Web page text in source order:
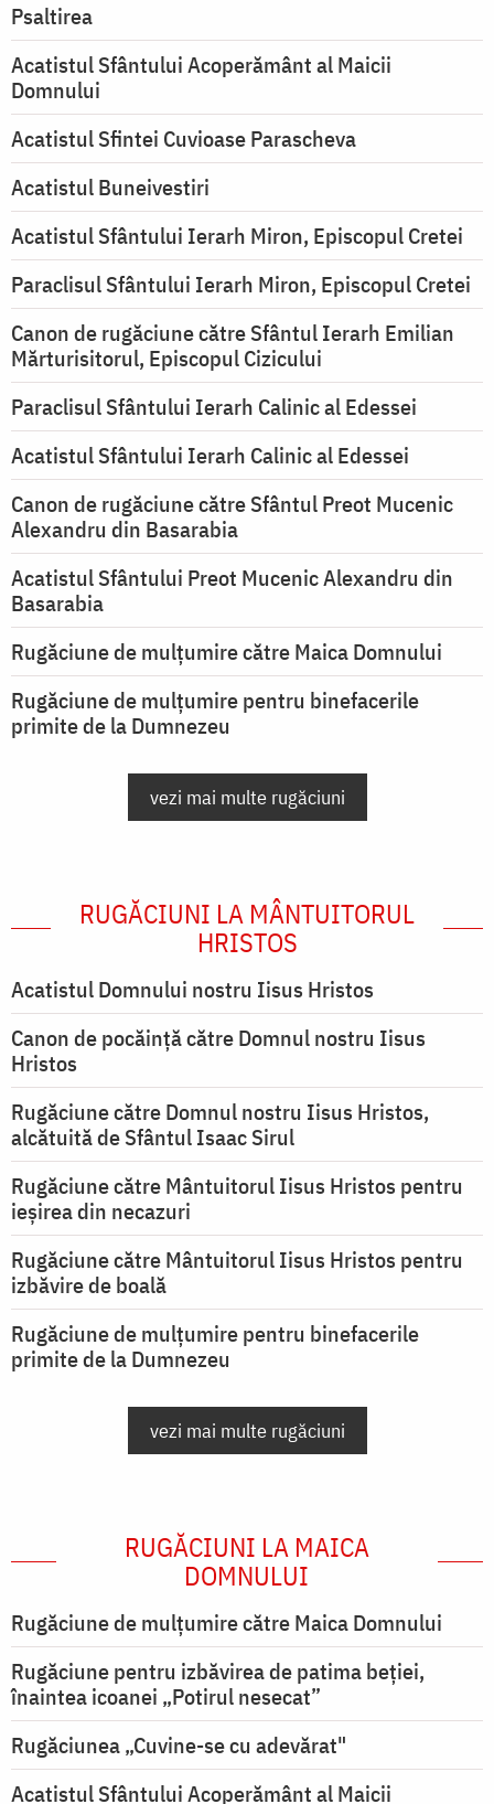
Psaltirea
Acatistul Sfântului Acoperământ al Maicii
Domnului
Acatistul Sfintei Cuvioase Parascheva
Acatistul Buneivestiri
Acatistul Sfântului Ierarh Miron, Episcopul Cretei
Paraclisul Sfântului Ierarh Miron, Episcopul Cretei
Canon de rugăciune către Sfântul Ierarh Emilian
Mărturisitorul, Episcopul Cizicului
Paraclisul Sfântului Ierarh Calinic al Edessei
Acatistul Sfântului Ierarh Calinic al Edessei
Canon de rugăciune către Sfântul Preot Mucenic
Alexandru din Basarabia
Acatistul Sfântului Preot Mucenic Alexandru din
Basarabia
Rugăciune de mulţumire către Maica Domnului
Rugăciune de mulțumire pentru binefacerile
primite de la Dumnezeu
vezi mai multe rugăciuni
RUGĂCIUNI LA MÂNTUITORUL
HRISTOS
Acatistul Domnului nostru Iisus Hristos
Canon de pocăință către Domnul nostru Iisus
Hristos
Rugăciune către Domnul nostru Iisus Hristos,
alcătuită de Sfântul Isaac Sirul
Rugăciune către Mântuitorul Iisus Hristos pentru
ieşirea din necazuri
Rugăciune către Mântuitorul Iisus Hristos pentru
izbăvire de boală
Rugăciune de mulțumire pentru binefacerile
primite de la Dumnezeu
vezi mai multe rugăciuni
RUGĂCIUNI LA MAICA
DOMNULUI
Rugăciune de mulţumire către Maica Domnului
Rugăciune pentru izbăvirea de patima beției,
înaintea icoanei „Potirul nesecat”
Rugăciunea „Cuvine-se cu adevărat"
Acatistul Sfântului Acoperământ al Maicii